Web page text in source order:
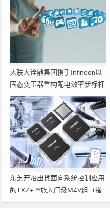
大联大诠鼎集团携手Infineon以
固态变压器重构配电效率新标杆
东芝开始出货面向系统控制应用
的TXZ+™族入门级M4V组（搭
载Arm Cortex‑M4内核的标准微